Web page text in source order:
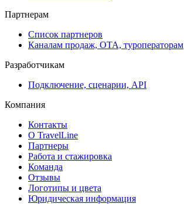
Партнерам
Список партнеров
Каналам продаж, ОТА, туроператорам
Разработчикам
Подключение, сценарии, API
Компания
Контакты
О TravelLine
Партнеры
Работа и стажировка
Команда
Отзывы
Логотипы и цвета
Юридическая информация